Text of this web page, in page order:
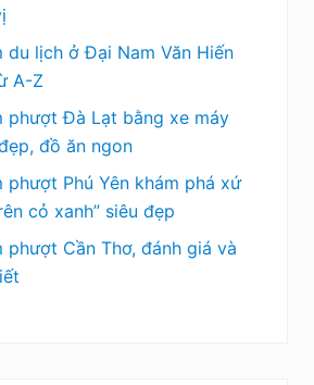
du lịch ở Đại Nam Văn Hiến
A-Z
phượt Đà Lạt bằng xe máy
đồ ăn ngon
phượt Phú Yên khám phá xứ
cỏ xanh” siêu đẹp
phượt Cần Thơ, đánh giá và